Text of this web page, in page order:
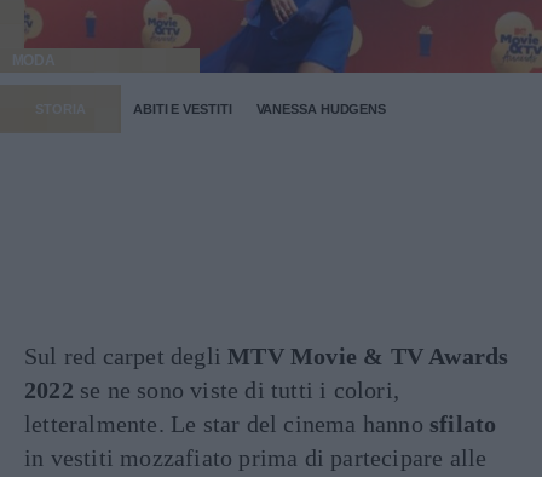
MODA
STORIA ABITI E VESTITI VANESSA HUDGENS
Sul red carpet degliMTV Movie & TV Awards
2022 se ne sono viste di tutti i colori,
letteralmente. Le star del cinema hanno sfilato
in vestiti mozzafiato prima di partecipare alle